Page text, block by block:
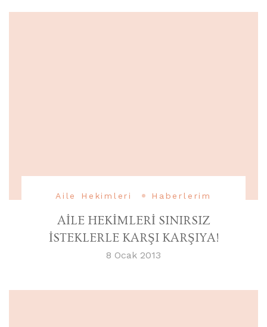
Aile Hekimleri Haberlerim
AİLE HEKİMLERİ SINIRSIZ
İSTEKLERLE KARŞI KARŞIYA!
8 Ocak 2013